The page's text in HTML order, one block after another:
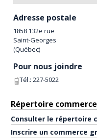
Adresse postale
1858 132e rue
Saint-Georges
(Québec)
Pour nous joindre
Tél.:227-5022
Répertoire commerce
Consulter le répertoire
Inscrire un commerce